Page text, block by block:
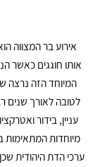
אירוע בר המצווה
המיוחד הזה נרצה
לטובה לאורך שנים
עניין, בידור
מיוחדות המתאימות
ערכי הדת היהודית